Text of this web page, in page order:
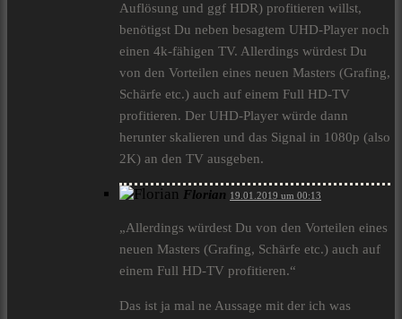
Auflösung und ggf HDR) profitieren willst,
benötigst Du neben besagtem UHD-Player noch
einen 4k-fähigen TV. Allerdings würdest Du
von den Vorteilen eines neuen Masters (Grafing,
Schärfe etc.) auch auf einem Full HD-TV
profitieren. Der UHD-Player würde dann
herunter skalieren und das Signal in 1080p (also
2K) an den TV ausgeben.
Florian 19.01.2019 um 00:13
„Allerdings würdest Du von den Vorteilen eines
neuen Masters (Grafing, Schärfe etc.) auch auf
einem Full HD-TV profitieren.“
Das ist ja mal ne Aussage mit der ich was